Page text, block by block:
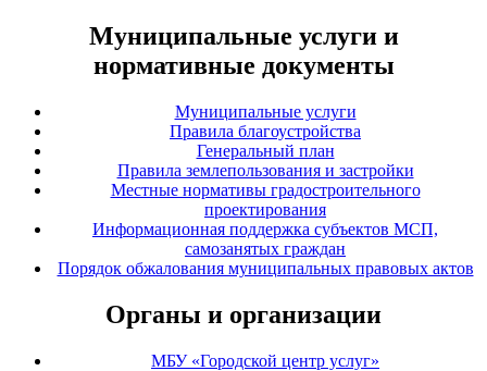
Муниципальные услуги и
нормативные документы
Муниципальные услуги
Правила благоустройства
Генеральный план
Правила землепользования и застройки
Местные нормативы градостроительного
проектирования
Информационная поддержка субъектов МСП,
самозанятых граждан
Порядок обжалования муниципальных правовых актов
Органы и организации
МБУ «Городской центр услуг»